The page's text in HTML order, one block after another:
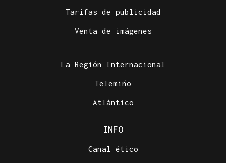
Tarifas de publicidad
Venta de imágenes
La Región Internacional
Telemiño
Atlántico
INFO
Canal ético